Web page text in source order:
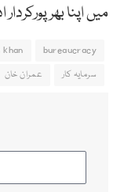
میں اپنا
bureaucracy
khan
سرمایہ کار
عمران خان